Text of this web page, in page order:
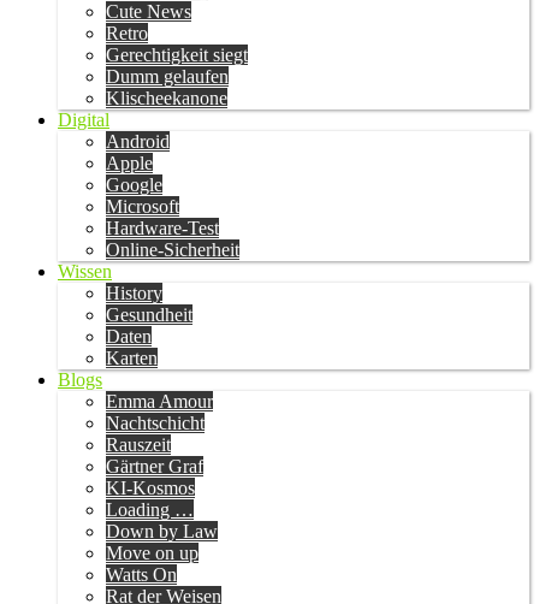
Cute News
Retro
Gerechtigkeit siegt
Dumm gelaufen
Klischeekanone
Digital
Android
Apple
Google
Microsoft
Hardware-Test
Online-Sicherheit
Wissen
History
Gesundheit
Daten
Karten
Blogs
Emma Amour
Nachtschicht
Rauszeit
Gärtner Graf
KI-Kosmos
Loading …
Down by Law
Move on up
Watts On
Rat der Weisen